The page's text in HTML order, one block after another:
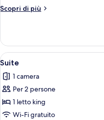
Scopri di più
Altri
Apri
tutte
le
foto
per
Suite
4
Suite
1 camera
Per 2 persone
1 letto king
Wi-Fi gratuito